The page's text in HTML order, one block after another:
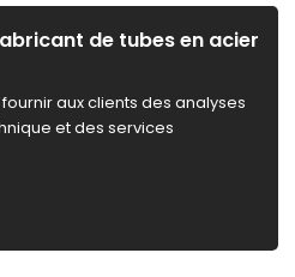
de tubes en acier
aux clients des analyses
et des services